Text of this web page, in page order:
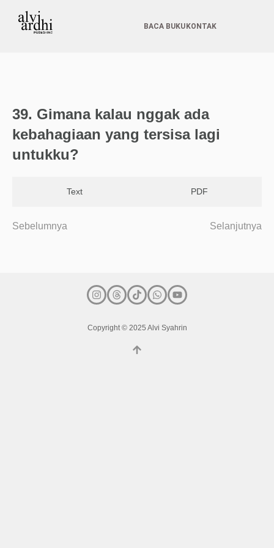
BACA BUKU KONTAK
39. Gimana kalau nggak ada
kebahagiaan yang tersisa lagi
untukku?
Text PDF
Sebelumnya Selanjutnya
Copyright © 2025 Alvi Syahrin